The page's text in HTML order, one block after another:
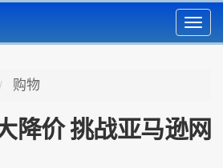
购物
降价 挑战亚马逊网